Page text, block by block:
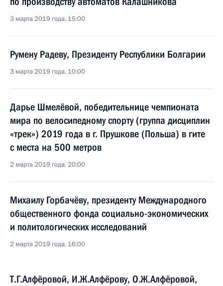
3 марта 2019 года, 15:00
Румену Радеву, Президенту Республики Болгарии
3 марта 2019 года, 10:00
Дарье Шмелёвой, победительнице чемпионата
мира по велосипедному спорту (группа дисциплин
«трек») 2019 года в г. Прушкове (Польша) в гите
с места на 500 метров
2 марта 2019 года, 20:00
Михаилу Горбачёву, президенту Международного
общественного фонда социально-экономических
и политологических исследований
2 марта 2019 года, 16:00
Т.Г.Алфёровой, И.Ж.Алфёрову, О.Ж.Алфёровой,